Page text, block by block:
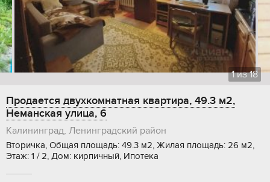
1из18
Продается двухкомнатная квартира, 49.3 м2,
Неманская улица, 6
Калининград, Ленинградский район
Вторичка, Общая площадь: 49.3 м2, Жилая площадь: 26 м2,
Этаж: 1 / 2, Дом: кирпичный, Ипотека